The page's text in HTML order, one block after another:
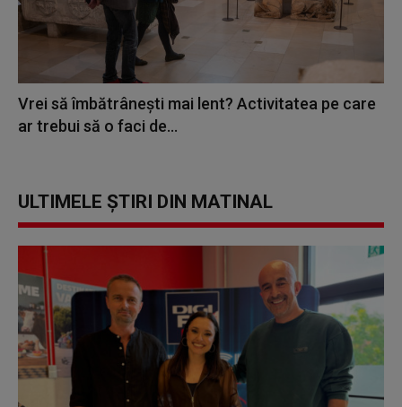
Vrei să îmbătrânești mai lent? Activitatea pe care
ar trebui să o faci de...
ULTIMELE ȘTIRI DIN MATINAL